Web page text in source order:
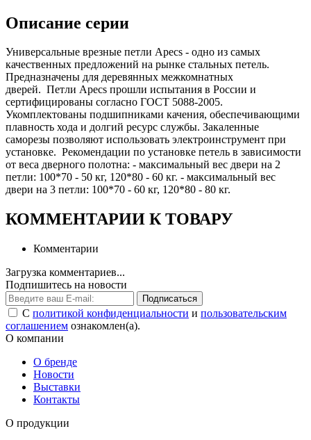
Описание серии
Универсальные врезные петли Apecs - одно из самых
качественных предложений на рынке стальных петель.
Предназначены для деревянных межкомнатных
дверей. Петли Apecs прошли испытания в России и
сертифицированы согласно ГОСТ 5088-2005.
Укомплектованы подшипниками качения, обеспечивающими
плавность хода и долгий ресурс службы. Закаленные
саморезы позволяют использовать электроинструмент при
установке. Рекомендации по установке петель в зависимости
от веса дверного полотна: - максимальный вес двери на 2
петли: 100*70 - 50 кг, 120*80 - 60 кг. - максимальный вес
двери на 3 петли: 100*70 - 60 кг, 120*80 - 80 кг.
КОММЕНТАРИИ К ТОВАРУ
Комментарии
Загрузка комментариев...
Подпишитесь на новости
Подписаться
С политикой конфиденциальности и пользовательским
соглашением ознакомлен(а).
О компании
О бренде
Новости
Выставки
Контакты
О продукции